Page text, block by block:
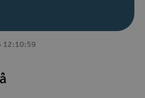
12:10:59